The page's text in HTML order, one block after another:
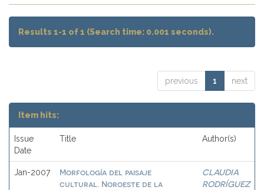
Results 1-1 of 1 (Search time: 0.001 seconds).
previous 1 next
Item hits:
Issue
Date
Title Author(s)
Jan-2007
Morfología del paisaje
cultural. Noroeste de la
CLAUDIA
RODRÍGUEZ